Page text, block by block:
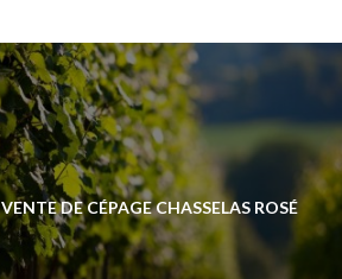
VENTE DE CÉPAGE CHASSELAS ROSÉ